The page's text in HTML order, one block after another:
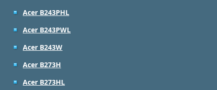
Acer B243PHL
Acer B243PWL
Acer B243W
Acer B273H
Acer B273HL